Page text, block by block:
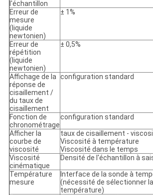
l'échantillon
Erreur de
mesure
(liquide
newtonien)
± 1%
Erreur de
répétition
(liquide
newtonien)
± 0,5%
Affichage de la
réponse de
cisaillement /
du taux de
cisaillement
configuration standard
Fonction de
chronométrage
configuration standard
Afficher la
courbe de
viscosité
taux de cisaillement -
Viscosité à température
Viscosité dans le temps
Viscosité
cinématique
Densité de l'échantillon à
Température
mesure
Interface de la sonde à
(nécessité de sélectionner
température)